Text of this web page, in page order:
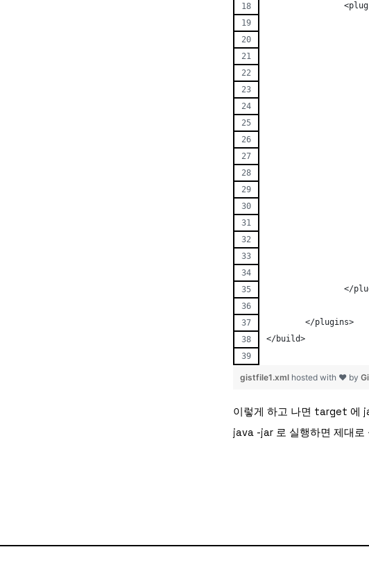
</
	</plugins>
</build>
gistfile1.xml hosted with ❤ by
이렇게 하고 나면 target 에
java -jar 로 실행하면 제대로